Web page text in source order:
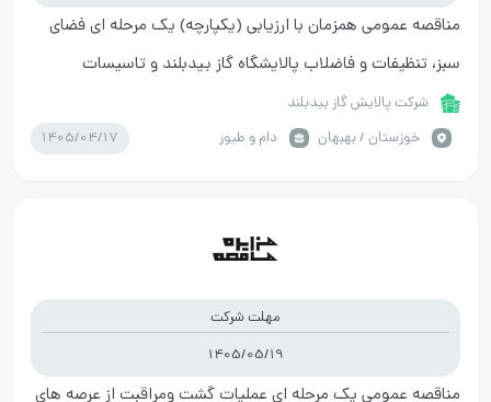
مناقصه عمومی همزمان با ارزیابی (یکپارچه) یک مرحله ای فضای
سبز، تنظیفات و فاضلاب پالایشگاه گاز بیدبلند و تاسیسات
مربوطه در سال 1406-1405
شرکت پالایش گاز بیدبلند
خوزستان / بهبهان
دام و طیور 1405/04/17
مهلت شرکت
1405/05/19
مناقصه عمومی یک مرحله ای عملیات گشت ومراقبت از عرصه های